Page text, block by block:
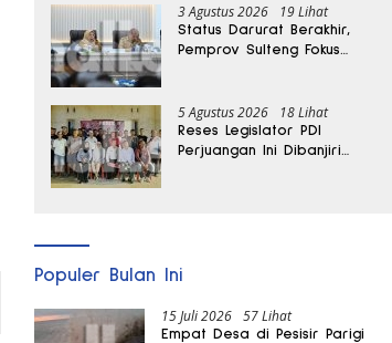
3 Agustus 2026 19 Lihat
Status Darurat Berakhir,
Pemprov Sulteng Fokus
5 Agustus 2026 18 Lihat
Reses Legislator PDI
Perjuangan Ini Dibanjiri
Populer Bulan Ini
15 Juli 2026 57 Lihat
Empat Desa di Pesisir Parigi